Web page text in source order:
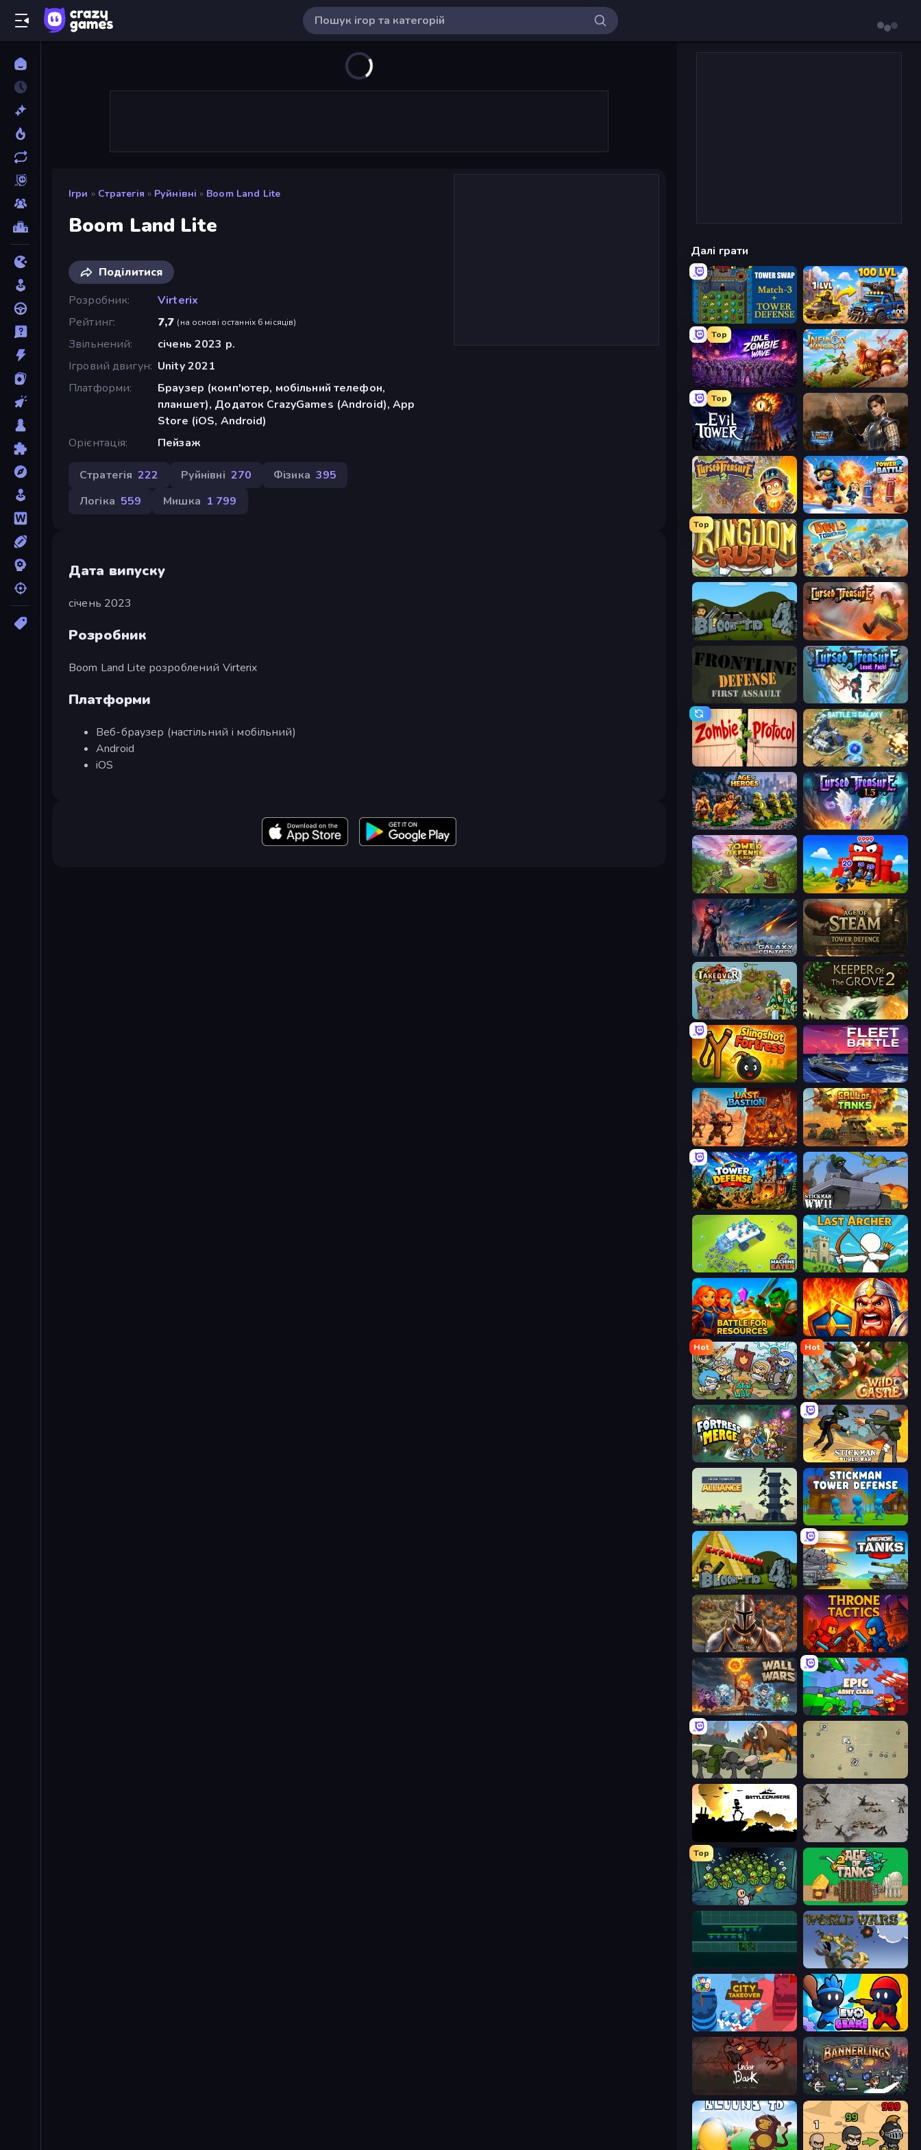
Ігри » Стратегія » Руйнівні » Boom Land Lite
Boom Land Lite
Поділитися
Розробник
Virterix
Рейтинг
7,7 (на основі останніх 6 місяців)
Звільнений
січень 2023 р.
Ігровий двигун Unity 2021
Платформи
Браузер (комп'ютер, мобільний телефон,
планшет), Додаток CrazyGames (Android), App
Store (iOS, Android)
Орієнтація
Пейзаж
Стратегія 222 Руйнівні 270 Фізика 395
Логіка 559 Мишка 1 799
Дата випуску
січень 2023
Розробник
Boom Land Lite розроблений Virterix
Платформи
Веб-браузер (настільний і мобільний)
Android
iOS
Далі грати
Tower Swap AOD - Art Of Defense
Top
Idle Zombie Wave: Survivors Infinity Kingdom
Top
Evil Tower Battle Arena
Cursed Treasure 2 Tower Battle
Top
Kingdom Rush Day D Tower Rush
Bloons Tower Defense 4 Cursed Treasure
Frontline Defense Cursed Treasure Level Pack
Zombie Protocol Battle for the Galaxy
Age of Heroes Cursed Treasure 1.5
Tower Defense Clash TimeWarriors
Galaxy Control: 3D Strategy
Takeover Keeper of the Grove 2
Slingshot Fortress Fleet Battle
Last Bastion Call of Tanks
Tower Defense Stickman WW2
Machine Eater Last Archer
Battle for Resources WarLink: Crown & Clash
Hot
Raid Heroes: Total War
Hot
Wild Castle TD: Grow Empire
Fortress Merge Stickman World War
Iron Towers Alliance
Bloons Tower Defense 4 Expansion Merge Master Tanks: Tank Wars
Khan Wars Throne Tactics
Wall Wars Epic Army Clash
Stickman History Battle Desktop Tower Defense
Warfare 1944
Top
Base Defence Age of Tanks Warriors: TD War
World Wars 2
City Takeover Evo Gears
UnderDark: Defense Bannerlings